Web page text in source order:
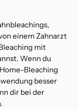
einem Zahnarzt
mit
Wenn du
Bleaching
besser
dir bei der